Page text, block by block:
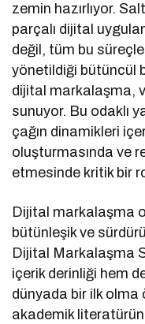
zemin hazırlıyor.
parçalı dijital
değil, tüm bu
yönetildiği bütüncül
dijital markalaşma,
sunuyor. Bu odaklı
çağın dinamikleri
oluşturmasında ve
etmesinde kritik bir
Dijital markalaşma
bütünleşik ve
Dijital Markalaşma
içerik derinliği hem
dünyada bir ilk olma
akademik